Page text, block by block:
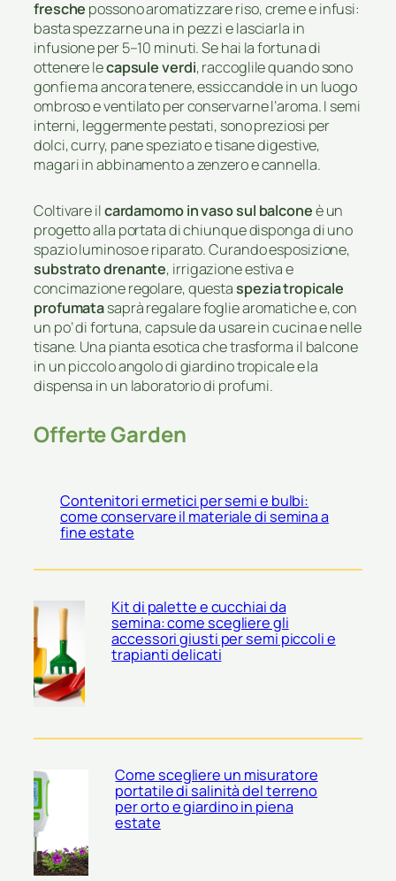
fresche possono aromatizzare riso, creme e infusi:
basta spezzarne una in pezzi e lasciarla in
infusione per 5–10 minuti. Se hai la fortuna di
ottenere lecapsule verdi, raccoglile quando sono
gonfie ma ancora tenere, essiccandole in un luogo
ombroso e ventilato per conservarne l’aroma. I semi
interni, leggermente pestati, sono preziosi per
dolci, curry, pane speziato e tisane digestive,
magari in abbinamento a zenzero e cannella.
Coltivare ilcardamomo in vaso sul balconeè un
progetto alla portata di chiunque disponga di uno
spazio luminoso e riparato. Curando esposizione,
substrato drenante, irrigazione estiva e
concimazione regolare, questaspezia tropicale
profumatasaprà regalare foglie aromatiche e, con
un po’ di fortuna, capsule da usare in cucina e nelle
tisane. Una pianta esotica che trasforma il balcone
in un piccolo angolo di giardino tropicale e la
dispensa in un laboratorio di profumi.
Offerte Garden
Contenitori ermetici per semi e bulbi:
come conservare il materiale di semina a
fine estate
Kit di palette e cucchiai da
semina: come scegliere gli
accessori giusti per semi piccoli e
trapianti delicati
Come scegliere un misuratore
portatile di salinità del terreno
per orto e giardino in piena
estate